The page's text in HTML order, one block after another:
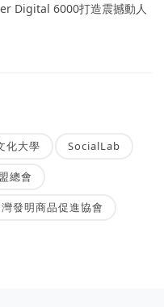
Digital 6000打造震撼動人
化大學 SocialLab
總會
發明商品促進協會